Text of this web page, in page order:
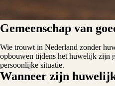
Gemeenschap van
Wie trouwt in Nederland zonder
opbouwen tijdens het huwelijk zijn
persoonlijke situatie.
Wanneer zijn